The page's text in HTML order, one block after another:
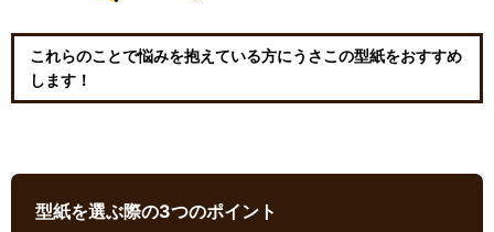
これらのことで悩みを抱えている方にうさこの型紙をおすすめ
します！
型紙を選ぶ際の3つのポイント